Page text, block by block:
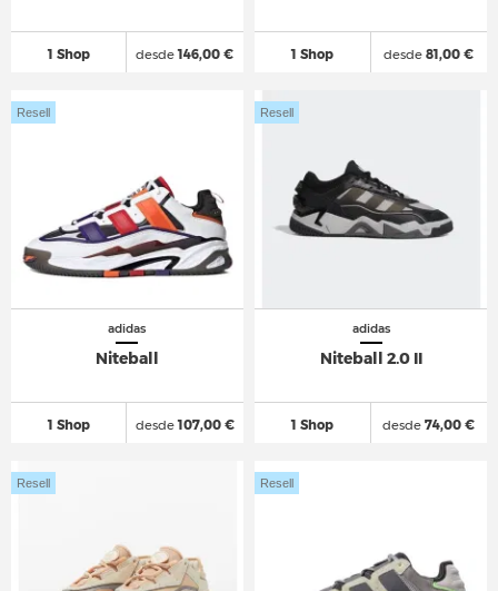
1 Shop desde146,00 € 1 Shop desde 81,00 €
adidas
Niteball
1 Shop
Resell
desde107,00 €
adidas
Niteball 2.0 II
1 Shop
Resell
desde 74,00 €
Resell Resell